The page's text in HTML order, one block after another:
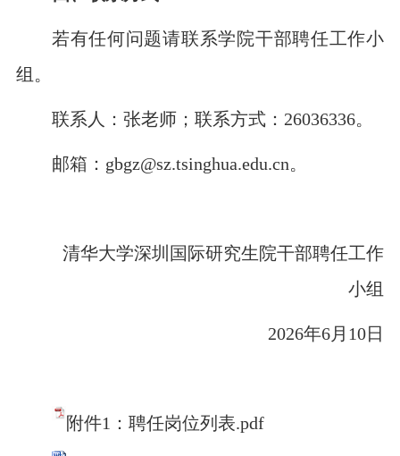
若有任何问题请联系学院干部聘任工作小
组。
联系人：张老师； 联系方式： 26036336。
邮箱： gbgz@sz.tsinghua.edu.cn。
清华大学深圳国际研究生院干部聘任工作
小组
2026年6月10日
附件1：聘任岗位列表.pdf